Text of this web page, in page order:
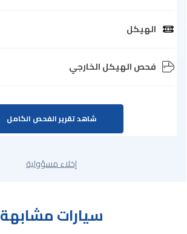
الهيكل
فحص الهيكل الخارجي
شاهد تقرير الفحص الكامل
إخلاء مسؤولية
سيارات مشابهة